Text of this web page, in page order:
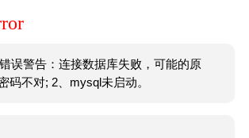
误警告：连接数据库失败，可能的原
码不对; 2、mysql未启动。